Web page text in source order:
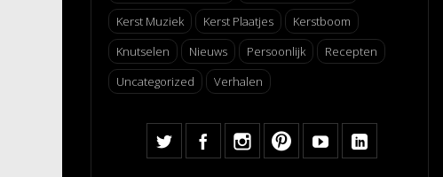
Kerst Muziek
Kerst Plaatjes
Kerstboom
Knutselen
Nieuws Persoonlijk
Recepten
Uncategorized
Verhalen